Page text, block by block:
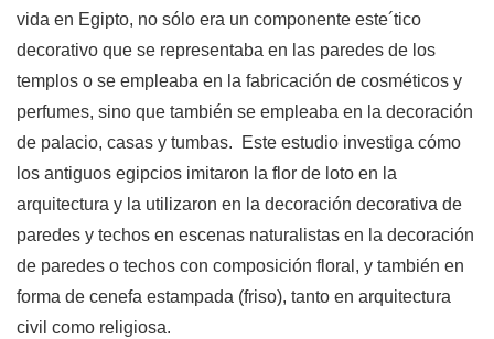
vida en Egipto, no sólo era un componente este´tico
decorativo que se representaba en las paredes de los
templos o se empleaba en la fabricación de cosméticos y
perfumes, sino que también se empleaba en la decoración
de palacio, casas y tumbas. Este estudio investiga cómo
los antiguos egipcios imitaron la flor de loto en la
arquitectura y la utilizaron en la decoración decorativa de
paredes y techos en escenas naturalistas en la decoración
de paredes o techos con composición floral, y también en
forma de cenefa estampada (friso), tanto en arquitectura
civil como religiosa.